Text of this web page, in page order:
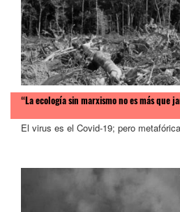
“La ecología sin marxismo no es más que
El virus es el Covid-19; pero